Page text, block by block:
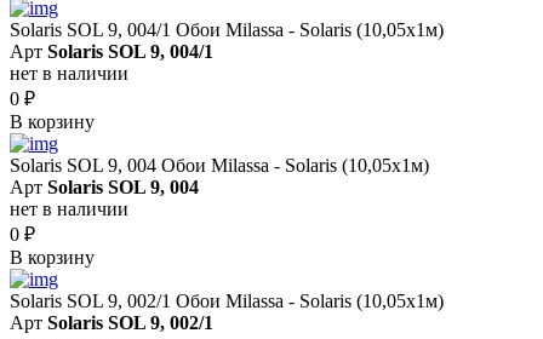
Solaris SOL 9, 004/1 Обои Milassa - Solaris (10,05х1м)
Арт Solaris SOL 9, 004/1
нет в наличии
0 ₽
В корзину
Solaris SOL 9, 004 Обои Milassa - Solaris (10,05х1м)
Арт Solaris SOL 9, 004
нет в наличии
0 ₽
В корзину
Solaris SOL 9, 002/1 Обои Milassa - Solaris (10,05х1м)
Арт Solaris SOL 9, 002/1